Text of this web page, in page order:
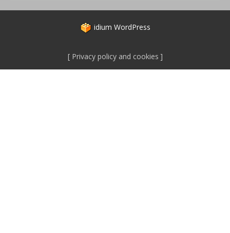
idium WordPress
Privacy policy and cookies